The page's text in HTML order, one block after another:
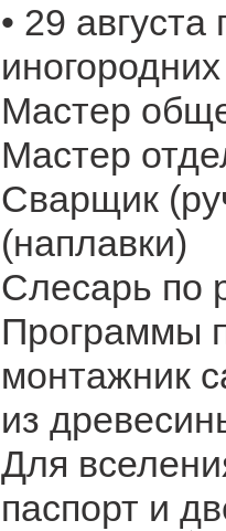
• 29
Мастер
Мастер
Сварщик
(наплавки)
Слесарь по
Программы
монтажник
из
Для
паспорт и